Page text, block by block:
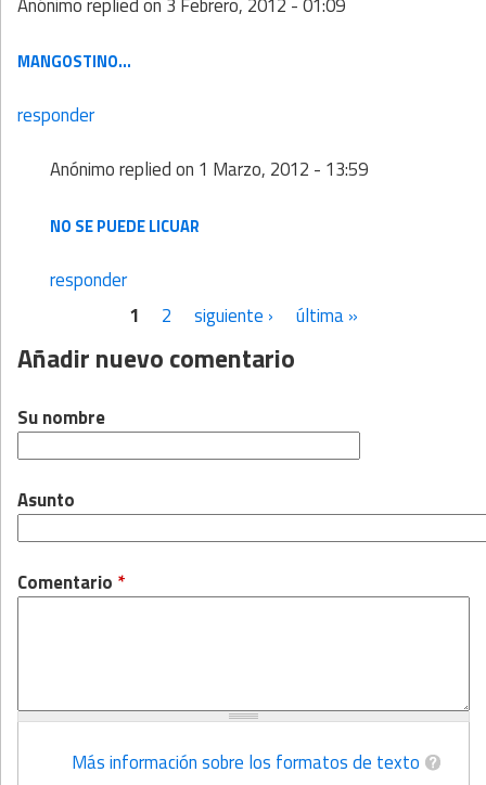
MANGOSTINO...
responder
Anónimoreplied on 1 Marzo, 2012 - 13:59
NO SE PUEDE LICUAR
responder
1 2 siguiente › última »
Añadir nuevo comentario
Su nombre
Asunto
Comentario *
Más información sobre los formatos de texto